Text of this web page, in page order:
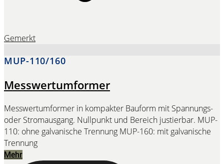
Gemerkt
MUP-110/160
Messwertumformer
Messwertumformer in kompakter Bauform mit Spannungs-
oder Stromausgang. Nullpunkt und Bereich justierbar. MUP-
110: ohne galvanische Trennung MUP-160: mit galvanische
Trennung
Mehr